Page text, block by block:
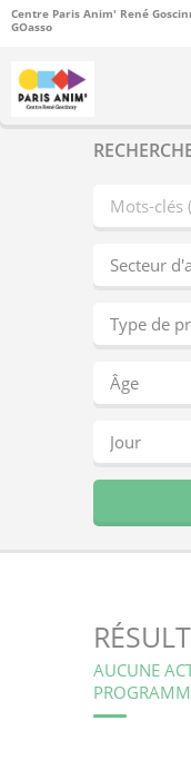
Centre Paris Anim' René
GOasso
AUCUNE